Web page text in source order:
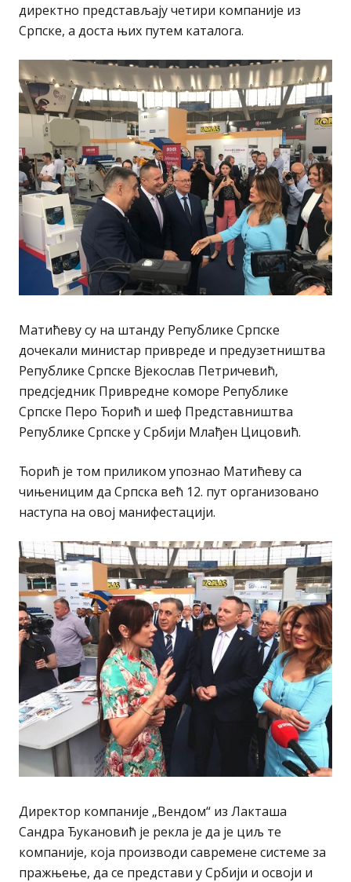
директно представљају четири компаније из
Српске, а доста њих путем каталога.
Матићеву су на штанду Републике Српске
дочекали министар привреде и предузетништва
Републике Српске Вјекослав Петричевић,
предсједник Привредне коморе Републике
Српске Перо Ћорић и шеф Представништва
Републике Српске у Србији Млађен Цицовић.
Ћорић је том приликом упознао Матићеву са
чињеницим да Српска већ 12. пут организовано
наступа на овој манифестацији.
Директор компаније „Вендом“ из Лакташа
Сандра Ђукановић је рекла је да је циљ те
компаније, која производи савремене системе за
пражњење, да се представи у Србији и освоји и